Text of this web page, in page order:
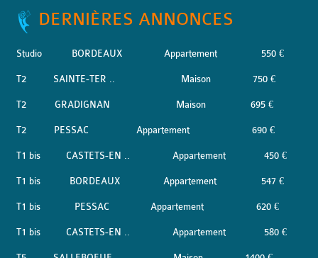
DERNIÈRES ANNONCES
Studio BORDEAUX Appartement 550 €
T2 SAINTE-TER .. Maison 750 €
T2 GRADIGNAN Maison 695 €
T2 PESSAC Appartement 690 €
T1 bis CASTETS-EN .. Appartement 450 €
T1 bis BORDEAUX Appartement 547 €
T1 bis PESSAC Appartement 620 €
T1 bis CASTETS-EN .. Appartement 580 €